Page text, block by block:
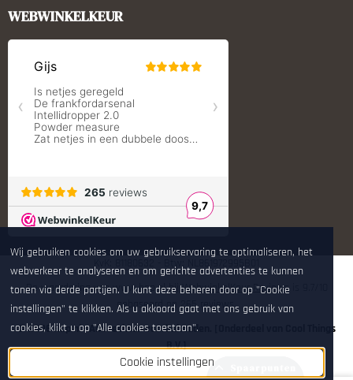
Monstrum Tactical
S.T. Dupont
Shooters Global
Shooting Technology - Reloading
SleipnerX Bipods
SuperTrickler
Tier One Bipods
True Flite
Ugly Reloading - Derraco Enginee
Vortex Optics
WEBWINKELKEUR
KvK: 81180632 - Btw: NL861972995B01
De waardering van www.hop.nl bijWebwinkelKeur Reviewsis 9.7/10
gebaseerd op 265 reviews.
© 2026 Hop.nl - Alle rechten voorbehouden. [Onderdeel van Cool Things
B.V.]
Wij gebruiken cookies om uw gebruikservaring te optimaliseren, het
webverkeer te analyseren en om gerichte advertenties te kunnen
tonen via derde partijen. U kunt deze beheren door op "Cookie
instellingen" te klikken. Als u akkoord gaat met ons gebruik van
cookies, klikt u op "Alle cookies toestaan".
Cookie instellingen